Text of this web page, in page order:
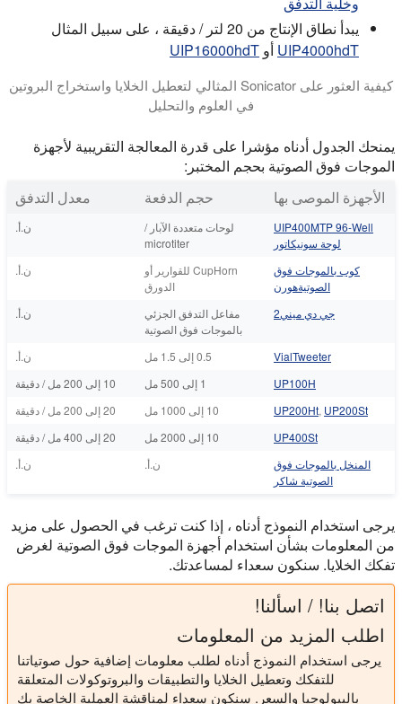
يبدأ نطاق الإنتاج من 20 لتر / دقيقة ، على سبيل المثال
UIP4000hdT أو UIP16000hdT
كيفية العثور على Sonicator المثالي لتعطيل الخلايا واستخراج البروتين
في العلوم والتحليل
يمنحك الجدول أدناه مؤشرا على قدرة المعالجة التقريبية لأجهزة
الموجات فوق الصوتية بحجم المختبر:
الأجهزة الموصى بها
حجم الدفعة معدل التدفق
UIP400MTP 96-Well
لوحة سونيكاتور
لوحات متعددة الآبار /
microtiter
ن.أ.
كوب بالموجات فوق
الصوتيةهورن
CupHorn للقوارير أو
الدورق
ن.أ.
جي دي ميني2
مفاعل التدفق الجزئي
بالموجات فوق الصوتية
ن.أ.
VialTweeter 0.5 إلى 1.5 مل
ن.أ.
UP100H
1 إلى 500 مل
10 إلى 200 مل / دقيقة
UP200Ht, UP200St 10 إلى 1000 مل
20 إلى 200 مل / دقيقة
UP400St
10 إلى 2000 مل
20 إلى 400 مل / دقيقة
المنخل بالموجات فوق
الصوتية شاكر
ن.أ. ن.أ.
يرجى استخدام النموذج أدناه ، إذا كنت ترغب في الحصول على مزيد
من المعلومات بشأن استخدام أجهزة الموجات فوق الصوتية لغرض
تفكك الخلايا. سنكون سعداء لمساعدتك.
اتصل بنا! / اسألنا!
اطلب المزيد من المعلومات
يرجى استخدام النموذج أدناه لطلب معلومات إضافية حول صوتياتنا
للتفكك وتعطيل الخلايا والتطبيقات والبروتوكولات المتعلقة
بالبيولوجيا والسعر. سنكون سعداء لمناقشة العملية الخاصة بك